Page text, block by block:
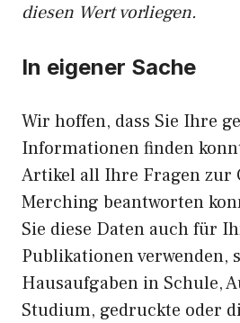
diesen Wert vorliegen.
In eigener Sache
Wir hoffen, dass Sie Ihre
Informationen finden
Artikel all Ihre Fragen zur
Merching beantworten
Sie diese Daten auch für
Publikationen verwenden,
Hausaufgaben in Schule,
Studium, gedruckte oder